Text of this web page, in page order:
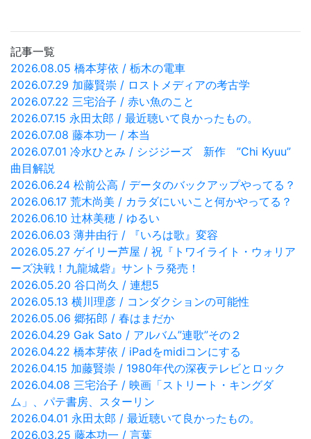
記事一覧
2026.08.05 橋本芽依 / 栃木の電車
2026.07.29 加藤賢崇 / ロストメディアの考古学
2026.07.22 三宅治子 / 赤い魚のこと
2026.07.15 永田太郎 / 最近聴いて良かったもの。
2026.07.08 藤本功一 / 本当
2026.07.01 冷水ひとみ / シジジーズ 新作 ”Chi Kyuu”
曲目解説
2026.06.24 松前公高 / データのバックアップやってる？
2026.06.17 荒木尚美 / カラダにいいこと何かやってる？
2026.06.10 辻林美穂 / ゆるい
2026.06.03 薄井由行 / 『いろは歌』変容
2026.05.27 ゲイリー芦屋 / 祝『トワイライト・ウォリア
ーズ決戦！九龍城砦』サントラ発売！
2026.05.20 谷口尚久 / 連想5
2026.05.13 横川理彦 / コンダクションの可能性
2026.05.06 郷拓郎 / 春はまだか
2026.04.29 Gak Sato / アルバム”連歌”その２
2026.04.22 橋本芽依 / iPadをmidiコンにする
2026.04.15 加藤賢崇 / 1980年代の深夜テレビとロック
2026.04.08 三宅治子 / 映画「ストリート・キングダ
ム」、パテ書房、スターリン
2026.04.01 永田太郎 / 最近聴いて良かったもの。
2026.03.25 藤本功一 / 言葉